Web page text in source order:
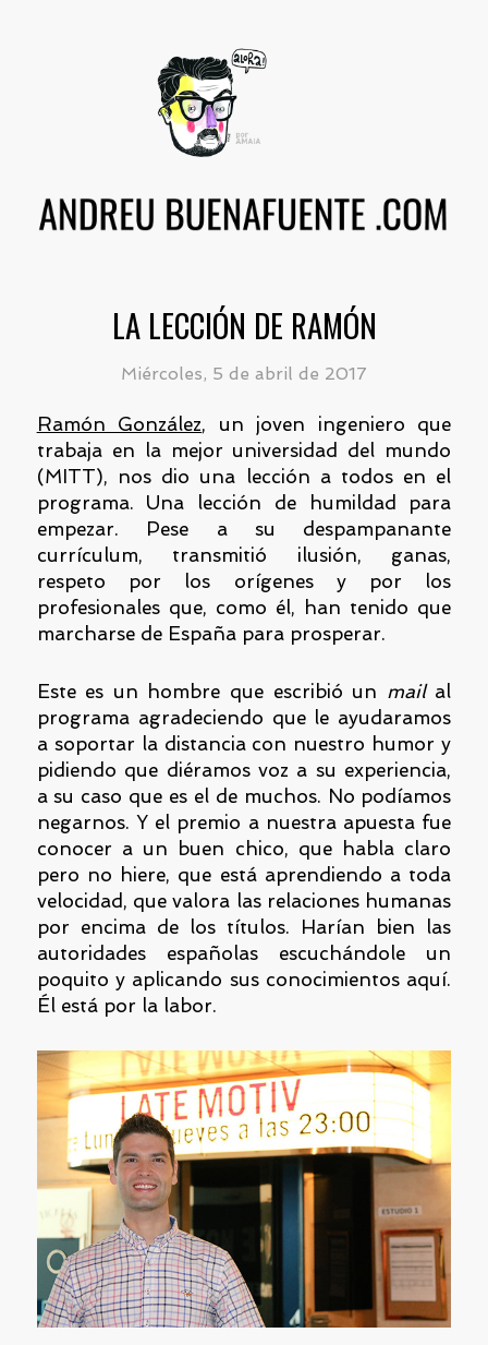
LA LECCIÓN DE RAMÓN
Miércoles, 5 de abril de 2017
Ramón González, un joven ingeniero que
trabaja en la mejor universidad del mundo
(MITT), nos dio una lección a todos en el
programa. Una lección de humildad para
empezar. Pese a su despampanante
currículum, transmitió ilusión, ganas,
respeto por los orígenes y por los
profesionales que, como él, han tenido que
marcharse de España para prosperar.
Este es un hombre que escribió un mailal
programa agradeciendo que le ayudaramos
a soportar la distancia con nuestro humor y
pidiendo que diéramos voz a su experiencia,
a su caso que es el de muchos. No podíamos
negarnos. Y el premio a nuestra apuesta fue
conocer a un buen chico, que habla claro
pero no hiere, que está aprendiendo a toda
velocidad, que valora las relaciones humanas
por encima de los títulos. Harían bien las
autoridades españolas escuchándole un
poquito y aplicando sus conocimientos aquí.
Él está por la labor.